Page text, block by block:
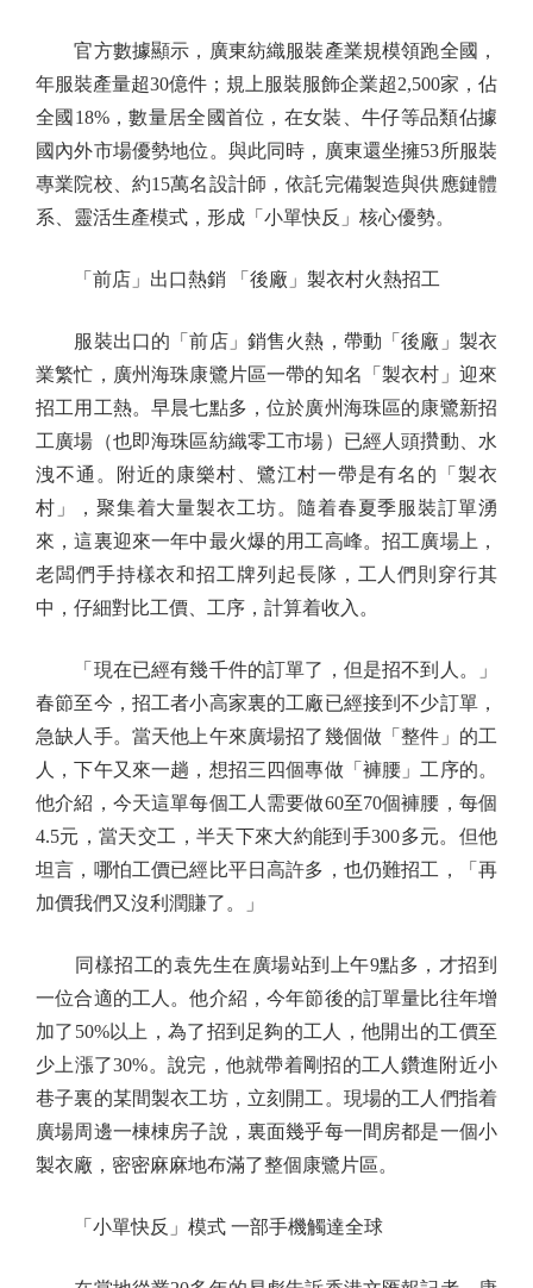
官方數據顯示，廣東紡織服裝產業規模領跑全國，
年服裝產量超30億件；規上服裝服飾企業超2,500家，佔
全國18%，數量居全國首位，在女裝、牛仔等品類佔據
國內外市場優勢地位。與此同時，廣東還坐擁53所服裝
專業院校、約15萬名設計師，依託完備製造與供應鏈體
系、靈活生產模式，形成「小單快反」核心優勢。
「前店」出口熱銷 「後廠」製衣村火熱招工
服裝出口的「前店」銷售火熱，帶動「後廠」製衣
業繁忙，廣州海珠康鷺片區一帶的知名「製衣村」迎來
招工用工熱。早晨七點多，位於廣州海珠區的康鷺新招
工廣場（也即海珠區紡織零工市場）已經人頭攢動、水
洩不通。附近的康樂村、鷺江村一帶是有名的「製衣
村」，聚集着大量製衣工坊。隨着春夏季服裝訂單湧
來，這裏迎來一年中最火爆的用工高峰。招工廣場上，
老闆們手持樣衣和招工牌列起長隊，工人們則穿行其
中，仔細對比工價、工序，計算着收入。
「現在已經有幾千件的訂單了，但是招不到人。」
春節至今，招工者小高家裏的工廠已經接到不少訂單，
急缺人手。當天他上午來廣場招了幾個做「整件」的工
人，下午又來一趟，想招三四個專做「褲腰」工序的。
他介紹，今天這單每個工人需要做60至70個褲腰，每個
4.5元，當天交工，半天下來大約能到手300多元。但他
坦言，哪怕工價已經比平日高許多，也仍難招工，「再
加價我們又沒利潤賺了。」
同樣招工的袁先生在廣場站到上午9點多，才招到
一位合適的工人。他介紹，今年節後的訂單量比往年增
加了50%以上，為了招到足夠的工人，他開出的工價至
少上漲了30%。說完，他就帶着剛招的工人鑽進附近小
巷子裏的某間製衣工坊，立刻開工。現場的工人們指着
廣場周邊一棟棟房子說，裏面幾乎每一間房都是一個小
製衣廠，密密麻麻地布滿了整個康鷺片區。
「小單快反」模式 一部手機觸達全球